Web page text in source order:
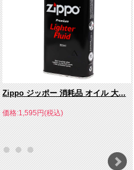
Zippo ジッポー 消耗品 オイル 大...
価格:1,595円(税込)